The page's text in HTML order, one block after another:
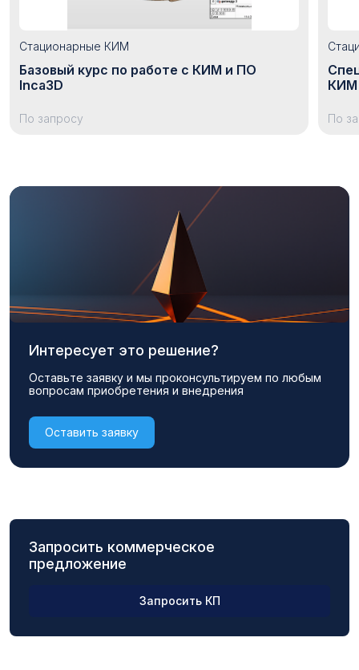
Стационарные КИМ
Базовый курс по работе с КИМ и ПО
Inca3D
По запросу
КИМ
По
Интересует это решение?
Оставьте заявку и мы проконсультируем по любым
вопросам приобретения и внедрения
Оставить заявку
Запросить коммерческое
предложение
Запросить КП